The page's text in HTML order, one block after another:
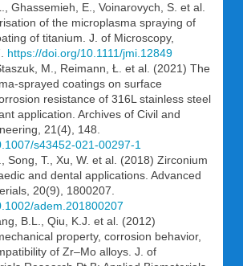
Ghassemieh, E., Voinarovych, S. et al.
of the microplasma spraying of
of titanium. J. of Microscopy,
https://doi.org/10.1111/jmi.12849
M., Reimann, Ł. et al. (2021) The
sprayed coatings on surface
resistance of 316L stainless steel
application. Archives of Civil and
21(4), 148.
s43452-021-00297-1
Song, T., Xu, W. et al. (2018) Zirconium
and dental applications. Advanced
20(9), 1800207.
adem.201800207
B.L., Qiu, K.J. et al. (2012)
property, corrosion behavior,
of Zr–Mo alloys. J. of